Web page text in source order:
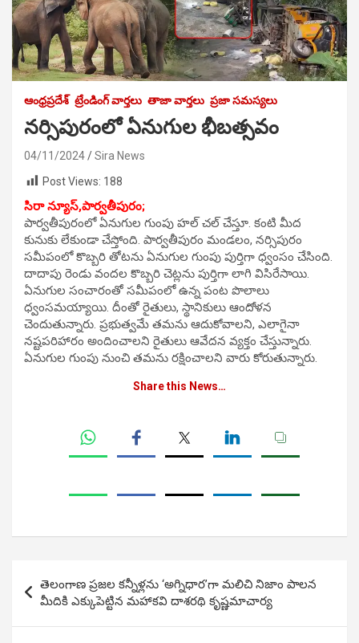
ఆంధ్రప్రదేశ్ ట్రేండింగ్ వార్తలు తాజా వార్తలు ప్రజా సమస్యలు
నర్సిపురంలో ఏనుగుల భీబత్సవం
04/11/2024
Sira News
Post Views: 188
సిరా న్యూస్,పార్వతీపురం;
పార్వతీపురంలో ఏనుగుల గుంపు హల్ చల్ చేస్తూ. కంటి మీద
కునుకు లేకుండా చేస్తోంది. పార్వతీపురం మండలం, నర్సిపురం
సమీపంలో కొబ్బరి తోటను ఏనుగుల గుంపు పుర్తిగా ధ్వంసం చేసింది.
దాదాపు రెండు వందల కొబ్బరి చెట్లను పుర్తిగా లాగి విసిరేసాయి.
ఏనుగుల సంచారంతో సమీపంలో ఉన్న పంట పొలాలు
ధ్వంసమయ్యాయి. దీంతో రైతులు, స్థానికులు ఆందోళన
చెందుతున్నారు. ప్రభుత్వమే తమను ఆదుకోవాలని, ఎలాగైనా
నష్టపరిహారం అందించాలని రైతులు ఆవేదన వ్యక్తం చేస్తున్నారు.
ఏనుగుల గుంపు నుంచి తమను రక్షించాలని వారు కోరుతున్నారు.
Share this News…
navigation
తెలంగాణ ప్రజల కన్నీళ్లను ‘అగ్నిధార’గా మలిచి నిజాం పాలన
మీదికి ఎక్కుపెట్టిన మహాకవి దాశరథి కృష్ణమాచార్య